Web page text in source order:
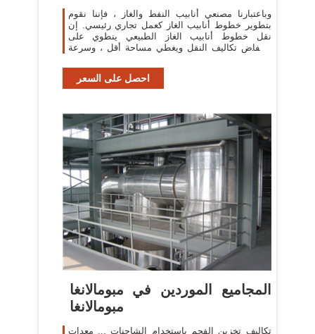
وباعتبارنا مصنعي أنابيب النفط والغاز ، فإننا نقوم
بتطوير خطوط أنابيب الغاز كعمل تجاري رئيسي. إن
نقل خطوط أنابيب الغاز الطبيعي ينطوي على
انخفاض تكاليف النقل ويغطي مساحة أقل ، وسرعة
احصل على السعر
المجاميع الموردين في مبومالانغا
مبومالانغا
تكاليف تخزين الفحم باستخدام الشاحنات ... معدات